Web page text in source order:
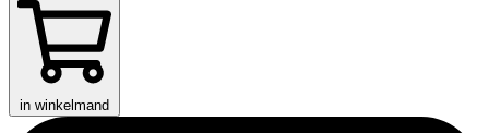
in winkelmand